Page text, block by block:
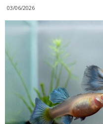
03/06/2026